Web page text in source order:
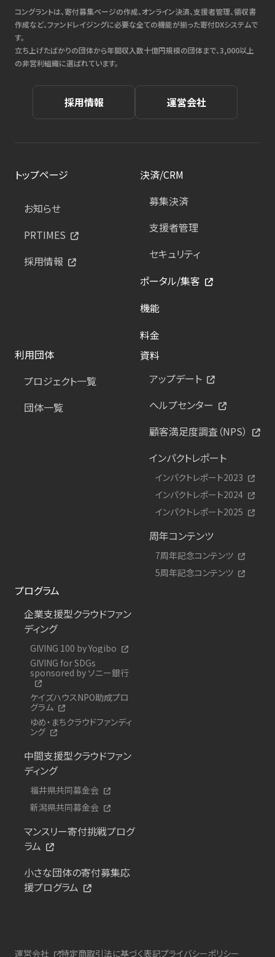
コングラントは、寄付募集ページの作成、オンライン決済、支援者管理、領収書
作成など、ファンドレイジングに必要な全ての機能が揃った寄付DXシステムで
す。
立ち上げたばかりの団体から年間収入数十億円規模の団体まで、3,000以上
の非営利組織に選ばれています。
採用情報 運営会社
トップページ
お知らせ
PRTIMES
採用情報
決済/CRM
募集決済
支援者管理
セキュリティ
ポータル/集客
機能
料金
利用団体
プロジェクト一覧
団体一覧
資料
アップデート
ヘルプセンター
顧客満足度調査（NPS）
インパクトレポート
インパクトレポート2023
インパクトレポート2024
インパクトレポート2025
周年コンテンツ
7周年記念コンテンツ
5周年記念コンテンツ
プログラム
企業支援型クラウドファン
ディング
GIVING 100 by Yogibo
GIVING for SDGs
sponsored by ソニー銀行
ケイズハウスNPO助成プロ
グラム
ゆめ・まちクラウドファンディ
ング
中間支援型クラウドファン
ディング
福井県共同募金会
新潟県共同募金会
マンスリー寄付挑戦プログ
ラム
小さな団体の寄付募集応
援プログラム
運営会社 特定商取引法に基づく表記プライバシーポリシー